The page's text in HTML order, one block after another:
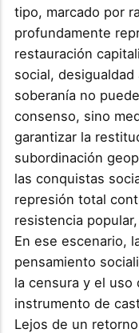
tipo, marcado por
profundamente
restauración
social,
soberanía no
consenso, sino
garantizar la
subordinación
las conquistas
represión total
resistencia
En ese escenario,
pensamiento
la censura y el uso
instrumento de
Lejos de un